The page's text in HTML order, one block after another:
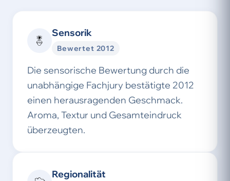
Sensorik
Bewertet 2012
Die sensorische Bewertung durch die
unabhängige Fachjury bestätigte 2012
einen herausragenden Geschmack.
Aroma, Textur und Gesamteindruck
überzeugten.
Regionalität